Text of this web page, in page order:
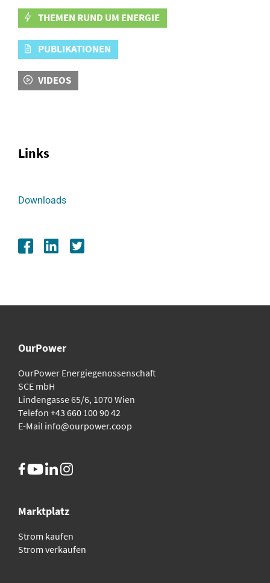
THEMEN RUND UM ENERGIE
PUBLIKATIONEN
VIDEOS
Links
Downloads
OurPower
OurPower Energie­genossenschaft
SCE mbH
Lindengasse 65/6, 1070 Wien
Telefon +43 660 100 90 42
E-Mail info@ourpower.coop
Marktplatz
Strom kaufen
Strom verkaufen